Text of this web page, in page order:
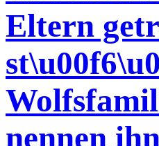
Eltern
nennen